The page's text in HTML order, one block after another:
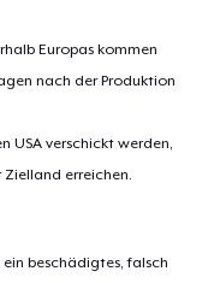
Europas kommen
nach der Produktion
USA verschickt werden,
erreichen.
ein beschädigtes, falsch